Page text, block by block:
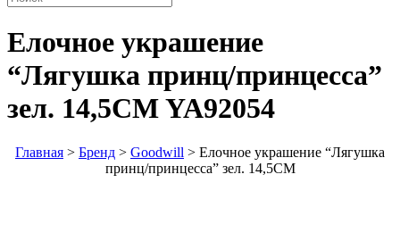
Елочное украшение
“Лягушка принц/принцесса”
зел. 14,5CMYA92054
Главная > Бренд > Goodwill > Елочное украшение “Лягушка
принц/принцесса” зел. 14,5CM